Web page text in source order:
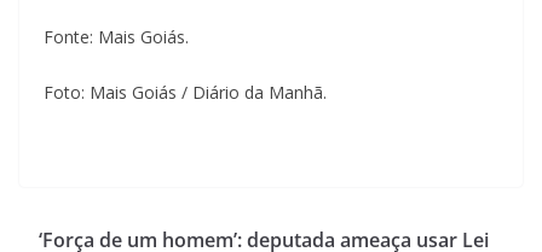
Fonte: Mais Goiás.
Foto: Mais Goiás / Diário da Manhã.
‘Força de um homem’: deputada ameaça usar Lei